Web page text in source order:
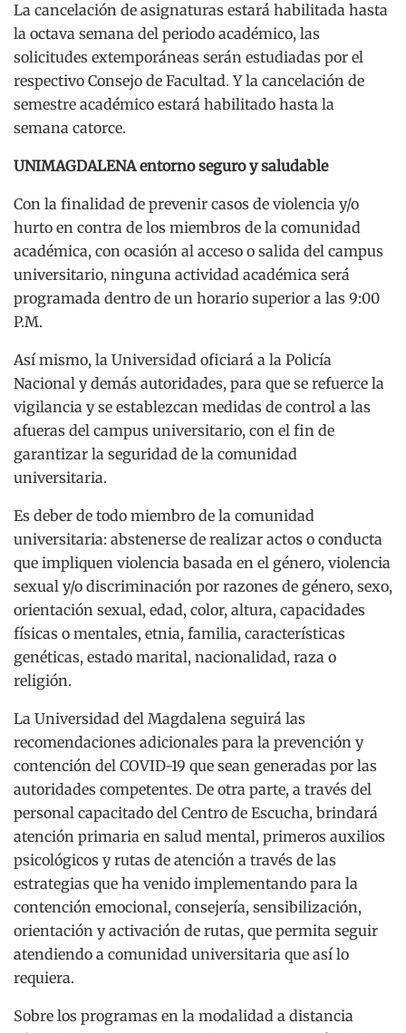
La cancelación de asignaturas estará habilitada hasta
la octava semana del periodo académico, las
solicitudes extemporáneas serán estudiadas por el
respectivo Consejo de Facultad. Y la cancelación de
semestre académico estará habilitado hasta la
semana catorce.
UNIMAGDALENA entorno seguro y saludable
Con la finalidad de prevenir casos de violencia y/o
hurto en contra de los miembros de la comunidad
académica, con ocasión al acceso o salida del campus
universitario, ninguna actividad académica será
programada dentro de un horario superior a las 9:00
P.M.
Así mismo, la Universidad oficiará a la Policía
Nacional y demás autoridades, para que se refuerce la
vigilancia y se establezcan medidas de control a las
afueras del campus universitario, con el fin de
garantizar la seguridad de la comunidad
universitaria.
Es deber de todo miembro de la comunidad
universitaria: abstenerse de realizar actos o conducta
que impliquen violencia basada en el género, violencia
sexual y/o discriminación por razones de género, sexo,
orientación sexual, edad, color, altura, capacidades
físicas o mentales, etnia, familia, características
genéticas, estado marital, nacionalidad, raza o
religión.
La Universidad del Magdalena seguirá las
recomendaciones adicionales para la prevención y
contención del COVID-19 que sean generadas por las
autoridades competentes. De otra parte, a través del
personal capacitado del Centro de Escucha, brindará
atención primaria en salud mental, primeros auxilios
psicológicos y rutas de atención a través de las
estrategias que ha venido implementando para la
contención emocional, consejería, sensibilización,
orientación y activación de rutas, que permita seguir
atendiendo a comunidad universitaria que así lo
requiera.
Sobre los programas en la modalidad a distancia